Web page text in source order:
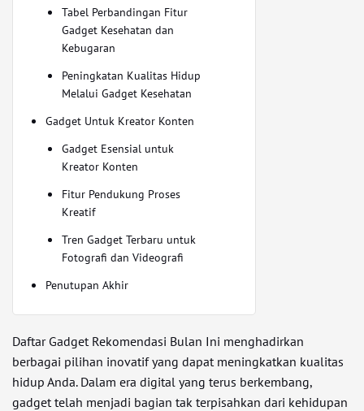
Tabel Perbandingan Fitur
Gadget Kesehatan dan
Kebugaran
Peningkatan Kualitas Hidup
Melalui Gadget Kesehatan
Gadget Untuk Kreator Konten
Gadget Esensial untuk
Kreator Konten
Fitur Pendukung Proses
Kreatif
Tren Gadget Terbaru untuk
Fotografi dan Videografi
Penutupan Akhir
Daftar Gadget Rekomendasi Bulan Ini menghadirkan
berbagai pilihan inovatif yang dapat meningkatkan kualitas
hidup Anda. Dalam era digital yang terus berkembang,
gadget telah menjadi bagian tak terpisahkan dari kehidupan